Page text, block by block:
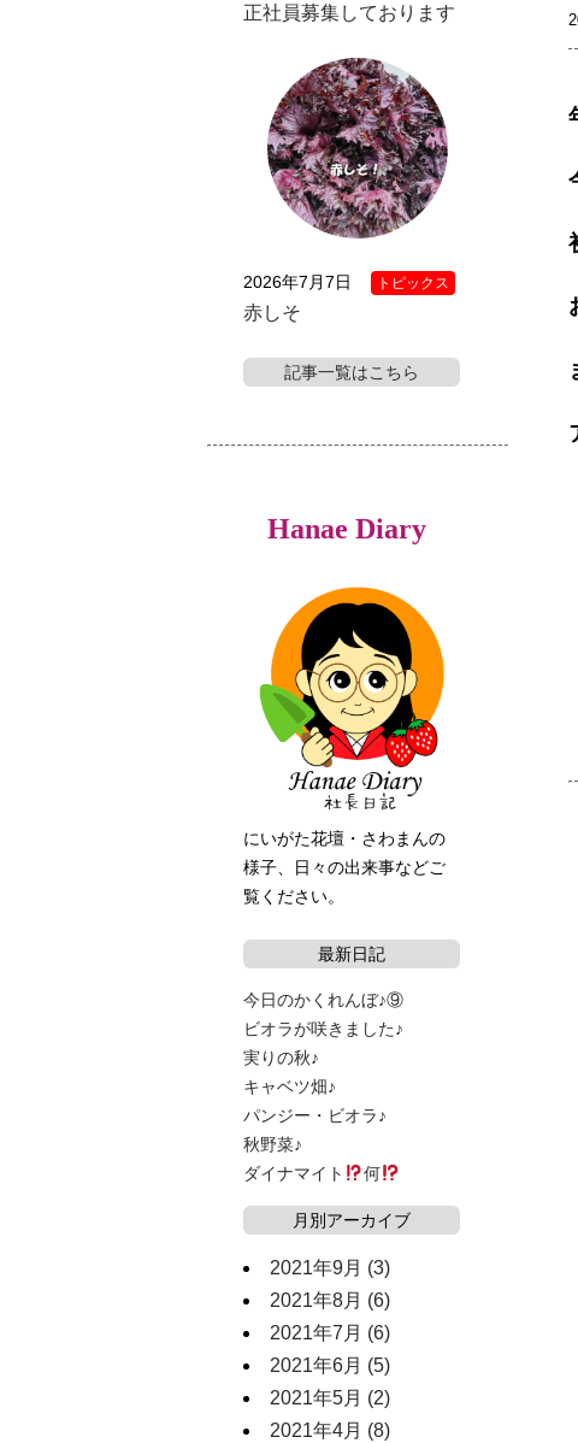
正社員募集しております
2026年7月7日 トピックス
赤しそ
記事一覧はこちら
Hanae Diary
にいがた花壇・さわまんの
様子、日々の出来事などご
覧ください。
最新日記
今日のかくれんぼ♪⑨
ビオラが咲きました♪
実りの秋♪
キャベツ畑♪
パンジー・ビオラ♪
秋野菜♪
ダイナマイト
何
月別アーカイブ
2021年9月 (3)
2021年8月 (6)
2021年7月 (6)
2021年6月 (5)
2021年5月 (2)
2021年4月 (8)